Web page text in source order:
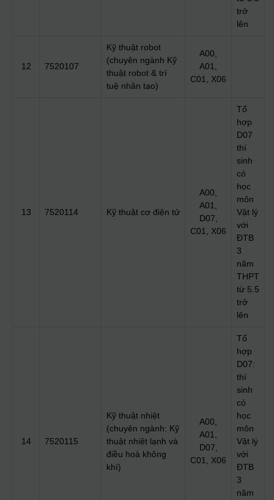
trở
lên
12 7520107
Kỹ thuật robot
(chuyên ngành Kỹ
thuật robot & trí
tuệ nhân tạo)
A00,
A01,
C01, X06
13 7520114 Kỹ thuật cơ điện tử
A00,
A01,
D07,
C01, X06
Tổ
hợp
D07
thí
sinh
có
học
môn
Vật lý
với
ĐTB
3
năm
THPT
từ 5.5
trở
lên
14 7520115
Kỹ thuật nhiệt
(chuyên ngành: Kỹ
thuật nhiệt lạnh và
điều hoà không
khí)
A00,
A01,
D07,
C01, X06
Tổ
hợp
D07:
thí
sinh
có
học
môn
Vật lý
với
ĐTB
3
năm